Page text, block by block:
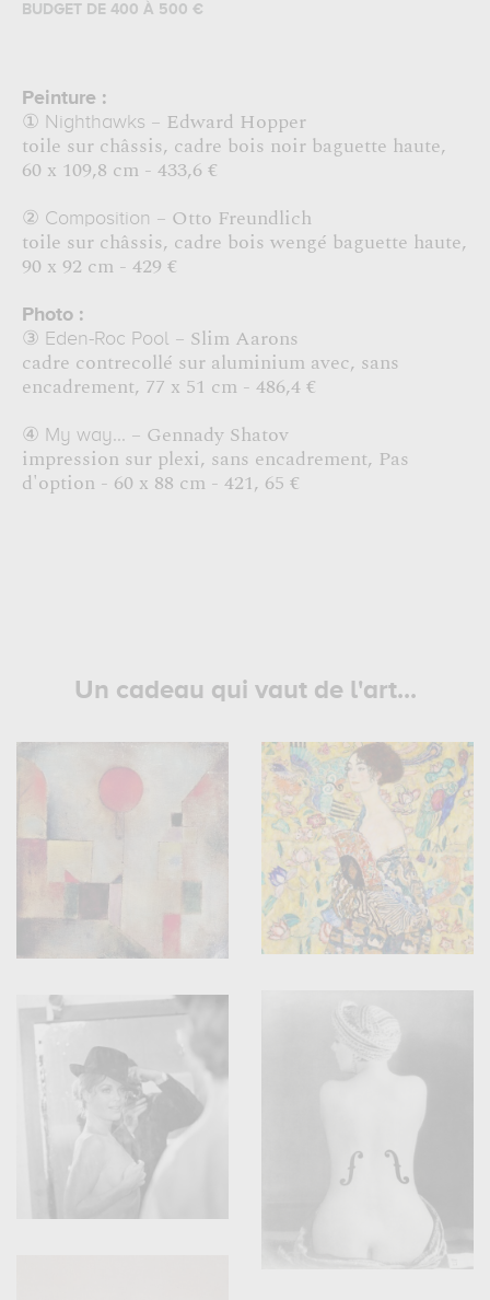
BUDGET DE 400 À 500 €
Peinture :
① Nighthawks – Edward Hopper
toile sur châssis, cadre bois noir baguette haute,
60 x 109,8 cm - 433,6 €
② Composition – Otto Freundlich
toile sur châssis, cadre bois wengé baguette haute,
90 x 92 cm - 429 €
Photo :
③ Eden-Roc Pool – Slim Aarons
cadre contrecollé sur aluminium avec, sans
encadrement, 77 x 51 cm - 486,4 €
④ My way... – Gennady Shatov
impression sur plexi, sans encadrement, Pas
d'option - 60 x 88 cm - 421, 65 €
Un cadeau qui vaut de l'art...